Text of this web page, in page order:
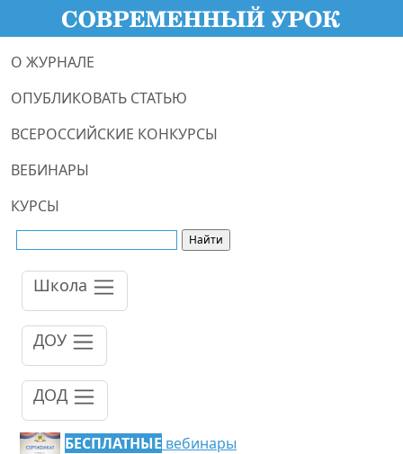
О ЖУРНАЛЕ
ОПУБЛИКОВАТЬ СТАТЬЮ
ВСЕРОССИЙСКИЕ КОНКУРСЫ
ВЕБИНАРЫ
КУРСЫ
Школа
ДОУ
ДОД
БЕСПЛАТНЫЕ вебинары